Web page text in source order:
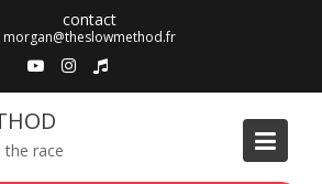
contact
morgan@theslowmethod.fr
the race